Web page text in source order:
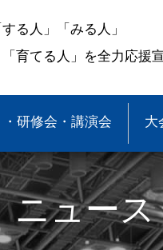
る人」「みる人」
「育てる人」を全力応援
研修会・講演会 大
ニュース